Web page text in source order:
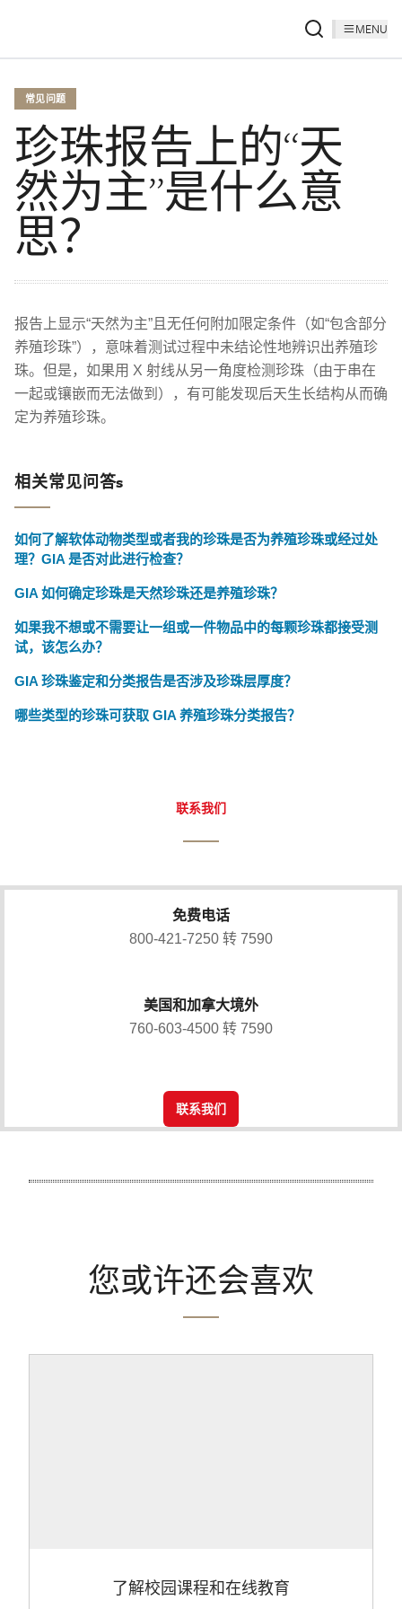
MENU
常见问题
珍珠报告上的“天
然为主”是什么意
思？
报告上显示“天然为主”且无任何附加限定条件（如“包含部分
养殖珍珠”），意味着测试过程中未结论性地辨识出养殖珍
珠。但是，如果用 X 射线从另一角度检测珍珠（由于串在
一起或镶嵌而无法做到），有可能发现后天生长结构从而确
定为养殖珍珠。
相关常见问答s
如何了解软体动物类型或者我的珍珠是否为养殖珍珠或经过处
理？GIA 是否对此进行检查？
GIA 如何确定珍珠是天然珍珠还是养殖珍珠？
如果我不想或不需要让一组或一件物品中的每颗珍珠都接受测
试，该怎么办？
GIA 珍珠鉴定和分类报告是否涉及珍珠层厚度？
哪些类型的珍珠可获取 GIA 养殖珍珠分类报告？
联系我们
免费电话
800-421-7250 转 7590
美国和加拿大境外
760-603-4500 转 7590
联系我们
您或许还会喜欢
了解校园课程和在线教育